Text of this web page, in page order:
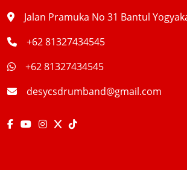
Jalan Pramuka No 31 Bantul
+62 81327434545
+62 81327434545
desycsdrumband@gmail.com